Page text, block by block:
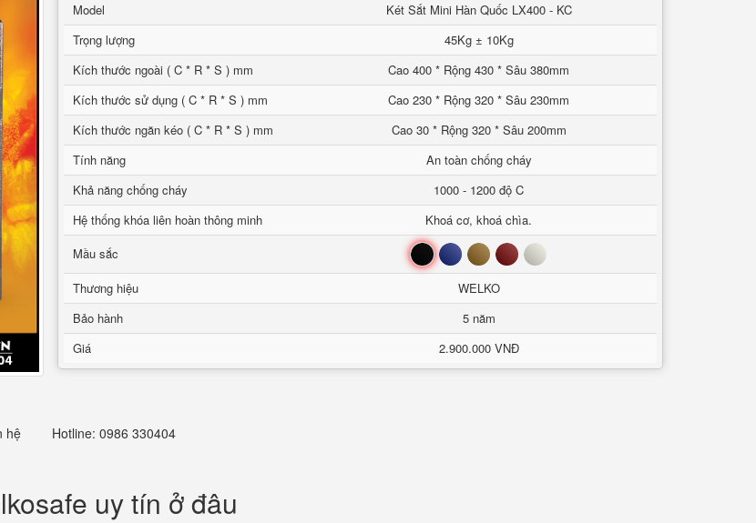
Model
Két Sắt Mini Hàn Quốc LX400 - KC
Trọng lượng
45Kg ± 10Kg
Kích thước ngoài ( C * R * S ) mm
Cao 400 * Rộng 430 * Sâu 380mm
Kích thước sử dụng ( C * R * S ) mm
Cao 230 * Rộng 320 * Sâu 230mm
Kích thước ngăn kéo ( C * R * S ) mm
Cao 30 * Rộng 320 * Sâu 200mm
Tính năng
An toàn chống cháy
Khả năng chống cháy
1000 - 1200 độ C
Hệ thống khóa liên hoàn thông minh
Khoá cơ, khoá chìa.
Mầu sắc
Đen Xanh Nâu Đỏ Trắng
Thương hiệu
WELKO
Bảo hành
5 năm
Giá
2.900.000 VNĐ
hệ Hotline: 0986 330404
uy tín ở đâu